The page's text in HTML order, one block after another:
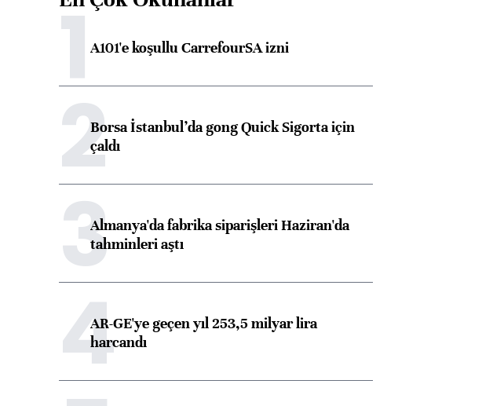
1A101'e koşullu CarrefourSA izni
2Borsa İstanbul’da gong Quick Sigorta için
çaldı
3Almanya'da fabrika siparişleri Haziran'da
tahminleri aştı
4AR-GE'ye geçen yıl 253,5 milyar lira
harcandı